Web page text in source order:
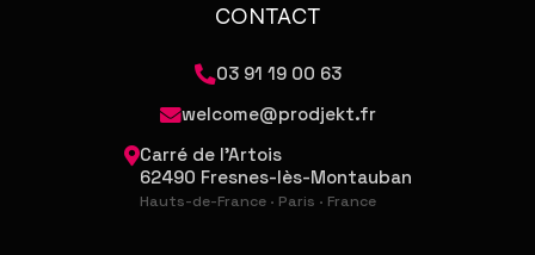
CONTACT
03 91 19 00 63
welcome@prodjekt.fr
Carré de l'Artois
62490 Fresnes-lès-Montauban
Hauts-de-France · Paris · France